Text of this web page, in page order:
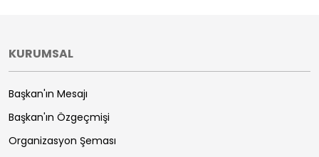
KURUMSAL
Başkan'ın Mesajı
Başkan'ın Özgeçmişi
Organizasyon Şeması